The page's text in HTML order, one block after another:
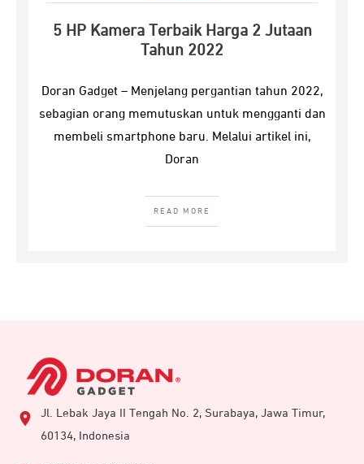
5 HP Kamera Terbaik Harga 2 Jutaan
Tahun 2022
Doran Gadget – Menjelang pergantian tahun 2022,
sebagian orang memutuskan untuk mengganti dan
membeli smartphone baru. Melalui artikel ini,
Doran
READ MORE
Jl. Lebak Jaya II Tengah No. 2, Surabaya, Jawa Timur,
60134, Indonesia